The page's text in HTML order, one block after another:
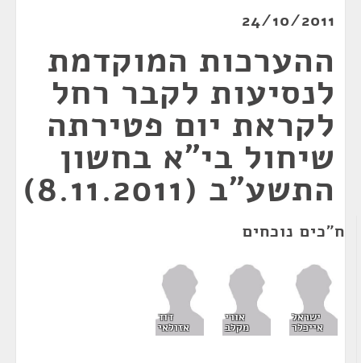
24/10/2011
ההערכות המוקדמת
לנסיעות לקבר רחל
לקראת יום פטירתה
שיחול בי"א בחשון
התשע"ב (8.11.2011)
ח"כים נוכחים
ישראל
אייכלר
אורי
מקלב
דוד
אזולאי